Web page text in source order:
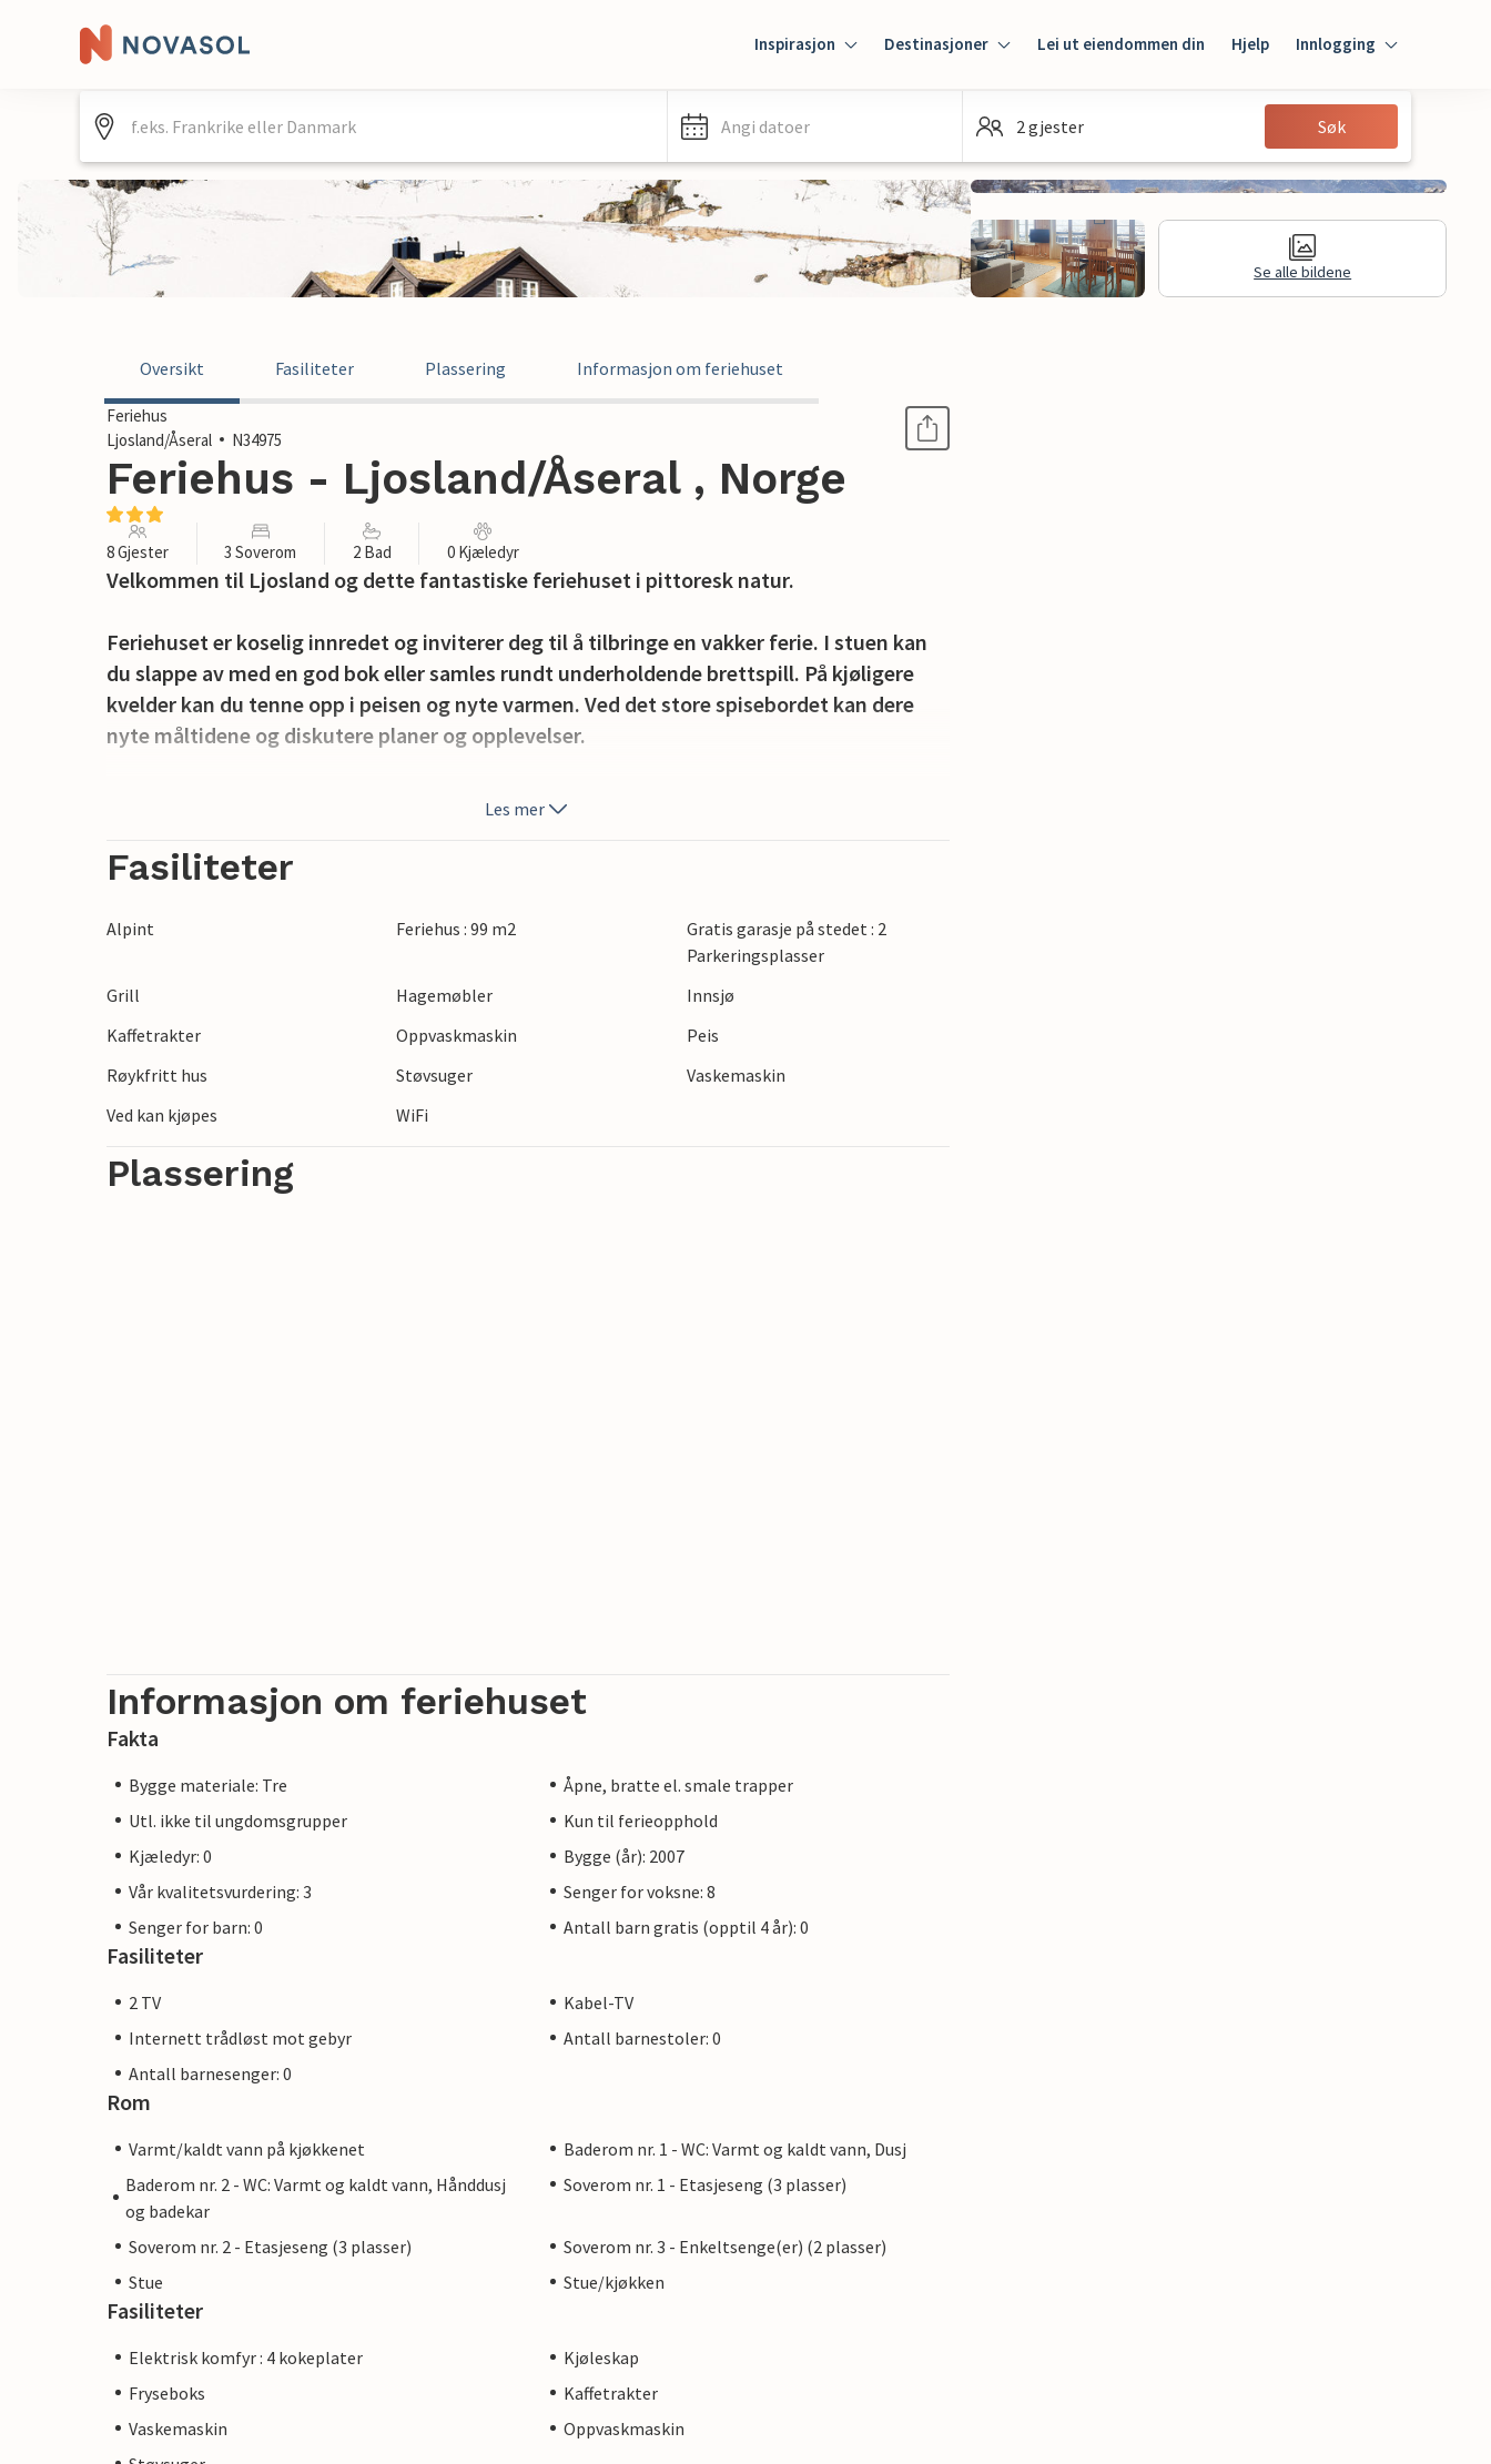
Inspirasjon Destinasjoner Lei ut eiendommen din Hjelp Innlogging
Innlogging
Gjest
Angi datoer 2 gjester Søk
Se alle bildene
Oversikt Fasiliteter Plassering Informasjon om feriehuset
Feriehus
Ljosland/Åseral
N34975
Feriehus - Ljosland/Åseral , Norge
8 Gjester 3 Soverom 2 Bad 0 Kjæledyr
Velkommen til Ljosland og dette fantastiske feriehuset i pittoresk natur.
Feriehuset er koselig innredet og inviterer deg til å tilbringe en vakker ferie. I stuen kan
du slappe av med en god bok eller samles rundt underholdende brettspill. På kjøligere
kvelder kan du tenne opp i peisen og nyte varmen. Ved det store spisebordet kan dere
nyte måltidene og diskutere planer og opplevelser.
På fine dager kan du åpne terrassedøren og nyte måltidene ute. Fra terrassen har du en
fiske flere steder. Kanskje får du en deilig ørret på kroken? På varmere dager kan du ta en
Gled deg til en ferie med naturopplevelser som fiske og fotturer, samt tid med familie og
venner.
Les mer
Fasiliteter
Alpint Feriehus : 99 m2
Gratis garasje på stedet : 2
Parkeringsplasser
Grill
Hagemøbler
Innsjø
Kaffetrakter
Oppvaskmaskin
Peis
Røykfritt hus
Støvsuger
Vaskemaskin
Ved kan kjøpes
WiFi
Plassering
Informasjon om feriehuset
Fakta
Bygge materiale: Tre
Åpne, bratte el. smale trapper
Utl. ikke til ungdomsgrupper
Kun til ferieopphold
Kjæledyr: 0
Bygge (år): 2007
Vår kvalitetsvurdering: 3
Senger for voksne: 8
Senger for barn: 0
Antall barn gratis (opptil 4 år): 0
Fasiliteter
2 TV
Kabel-TV
Internett trådløst mot gebyr
Antall barnestoler: 0
Antall barnesenger: 0
Rom
Varmt/kaldt vann på kjøkkenet
Baderom nr. 1 - WC: Varmt og kaldt vann, Dusj
Baderom nr. 2 - WC: Varmt og kaldt vann, Hånddusj
og badekar
Soverom nr. 1 - Etasjeseng (3 plasser)
Soverom nr. 2 - Etasjeseng (3 plasser)
Soverom nr. 3 - Enkeltsenge(er) (2 plasser)
Stue
Stue/kjøkken
Fasiliteter
Elektrisk komfyr : 4 kokeplater
Kjøleskap
Fryseboks
Kaffetrakter
Vaskemaskin
Oppvaskmaskin